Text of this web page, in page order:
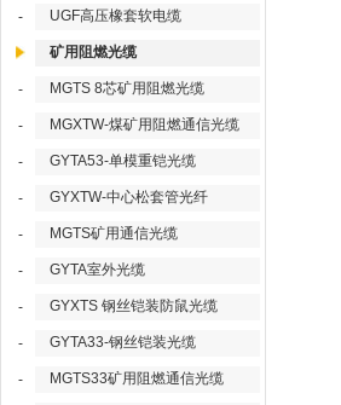
- UGF高压橡套软电缆
矿用阻燃光缆
- MGTS 8芯矿用阻燃光缆
- MGXTW-煤矿用阻燃通信光缆
- GYTA53-单模重铠光缆
- GYXTW-中心松套管光纤
- MGTS矿用通信光缆
- GYTA室外光缆
- GYXTS 钢丝铠装防鼠光缆
- GYTA33-钢丝铠装光缆
- MGTS33矿用阻燃通信光缆